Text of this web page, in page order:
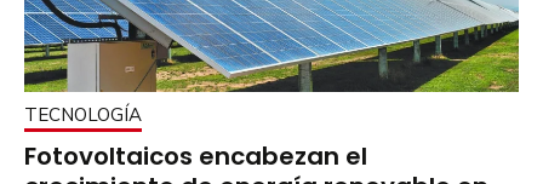
TECNOLOGÍA
Fotovoltaicos encabezan el